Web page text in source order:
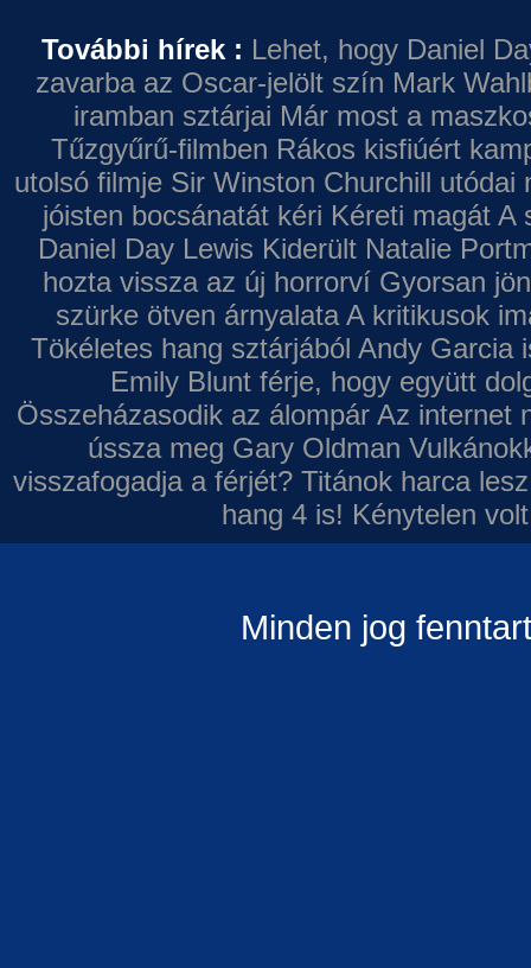
További hírek : Lehet, hogy Daniel
zavarba az Oscar-jelölt szín Mark
iramban sztárjai Már most a
Tűzgyűrű-filmben Rákos kisfiúért
utolsó filmje Sir Winston Churchill utódai
jóisten bocsánatát kéri Kéreti magát A
Daniel Day Lewis Kiderült Natalie
hozta vissza az új horrorví Gyorsan
szürke ötven árnyalata A kritikusok
Tökéletes hang sztárjából Andy Garcia
Emily Blunt férje, hogy együtt
Összeházasodik az álompár Az internet
ússza meg Gary Oldman
visszafogadja a férjét? Titánok harca
hang 4 is! Kénytelen
Minden jog